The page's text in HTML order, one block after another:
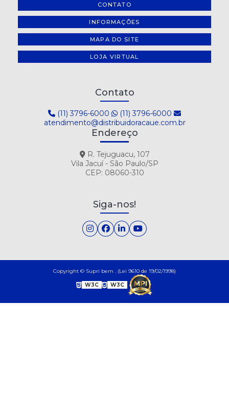
CONTATO
INFORMAÇÕES
MAPA DO SITE
LOJA VIRTUAL
Contato
(11) 3796-6000
(11) 3796-6000
atendimento@distribuidoracaue.com.br
Endereço
R. Tejuguacu, 107
Vila Jacuí - São Paulo/SP
CEP: 08060-310
Siga-nos!
Copyright © Supri bem . (Lei 9610 de 19/02/1998)
W3C W3C